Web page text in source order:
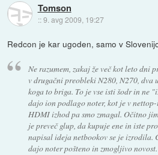
Tomson
::9. avg 2009, 19:27
Redcon je kar ugoden, samo v
Ne razumem, zakaj že več kot leto dni
v drugačni preobleki N280, N270, dva
koga to briga. To je vse isti šodr in ne
dajo ion podlago noter, kot je v
HDMI izhod pa smo zmagal. Očitno
je preveč glup, da kupuje ene in iste
napisal ideja netbookov se je izrodila.
dajo noter pošteno in zmogljivo novost.